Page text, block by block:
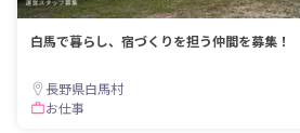
白馬で暮らし、宿づくりを担う仲間を募集！
長野県白馬村
お仕事